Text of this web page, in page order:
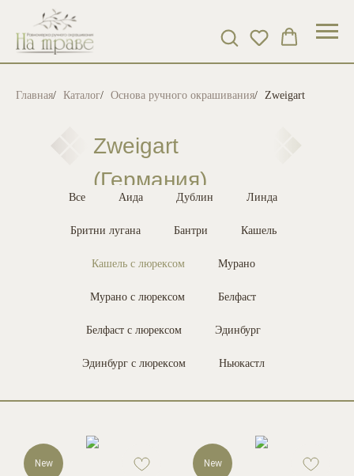
Главная/ Каталог/ Основа ручного окрашивания/ Zweigart
Zweigart
(Германия)
Все Аида Дублин Линда
Бритни лугана Бантри Кашель
Кашель с люрексом Мурано
Мурано с люрексом Белфаст
Белфаст с люрексом Эдинбург
Эдинбург с люрексом Ньюкастл
New New